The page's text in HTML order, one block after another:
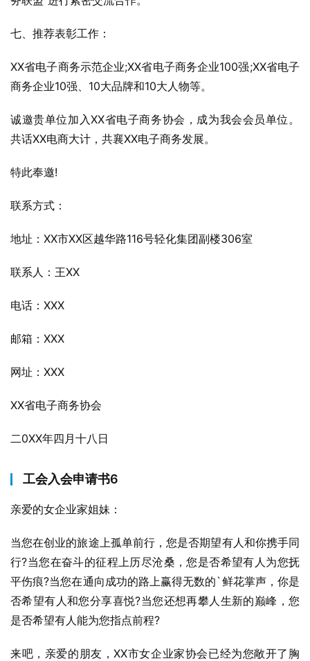
七、推荐表彰工作：
XX省电子商务示范企业;XX省电子商务企业100强;XX省电子
商务企业10强、10大品牌和10大人物等。
诚邀贵单位加入XX省电子商务协会，成为我会会员单位。
共话XX电商大计，共襄XX电子商务发展。
特此奉邀!
联系方式：
地址：XX市XX区越华路116号轻化集团副楼306室
联系人：王XX
电话：XXX
邮箱：XXX
网址：XXX
XX省电子商务协会
二0XX年四月十八日
工会入会申请书6
亲爱的女企业家姐妹：
当您在创业的旅途上孤单前行，您是否期望有人和你携手同
行?当您在奋斗的征程上历尽沧桑，您是否希望有人为您抚
平伤痕?当您在通向成功的路上赢得无数的`鲜花掌声，你是
否希望有人和您分享喜悦?当您还想再攀人生新的巅峰，您
是否希望有人能为您指点前程?
来吧，亲爱的朋友，XX市女企业家协会已经为您敞开了胸